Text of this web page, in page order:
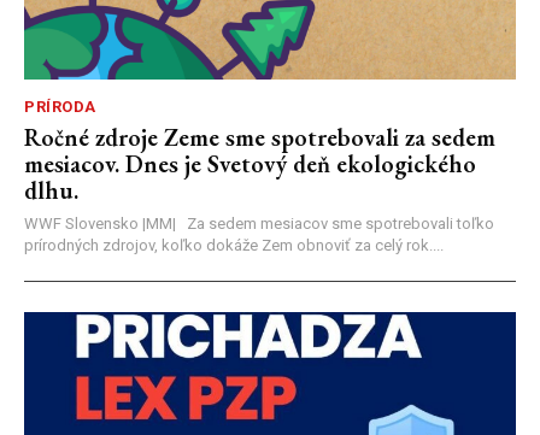
PRÍRODA
Ročné zdroje Zeme sme spotrebovali za sedem
mesiacov. Dnes je Svetový deň ekologického
dlhu.
WWF Slovensko |MM| Za sedem mesiacov sme spotrebovali toľko
prírodných zdrojov, koľko dokáže Zem obnoviť za celý rok....